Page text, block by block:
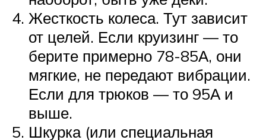
Жесткость колеса. Тут зависит
от целей. Если круизинг — то
берите примерно 78-85А, они
мягкие, не передают вибрации.
Если для трюков — то 95А и
выше.
Шкурка (или специальная